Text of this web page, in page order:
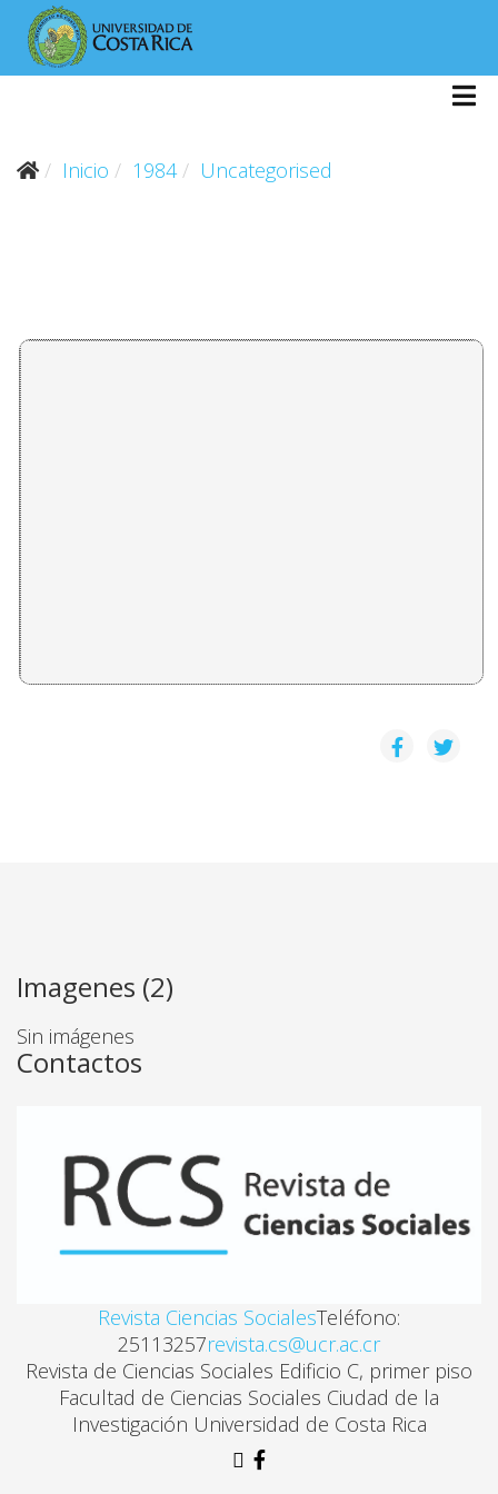
Inicio 1984 Uncategorised
PRESENTACION: GUANACASTE: TRADICION Y
DORMÍTE, NIÑITO. CANCIÓN DE CUNA. ANÁLISIS
Liubou Sliesarleva, Juan S. Quirós
Javier Martínez Merino
BAGACES: UN REENCUENTRO HISTÓRICO SOCIAL
CARACTERÍSTICAS PSICOSOCIALES DEL
Ma. Elena Loiaciga G
CAMBIOS SOCIALES Y ROL DEL ADOLESCENTE
Imagenes (2)
Sin imágenes
Contactos
Revista Ciencias SocialesTeléfono:
25113257revista.cs@ucr.ac.cr
Revista de Ciencias Sociales Edificio C, primer piso
Facultad de Ciencias Sociales Ciudad de la
Investigación Universidad de Costa Rica